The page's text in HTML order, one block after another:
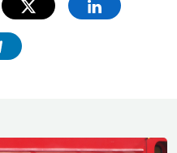
Twitter Linkedin
Telegram